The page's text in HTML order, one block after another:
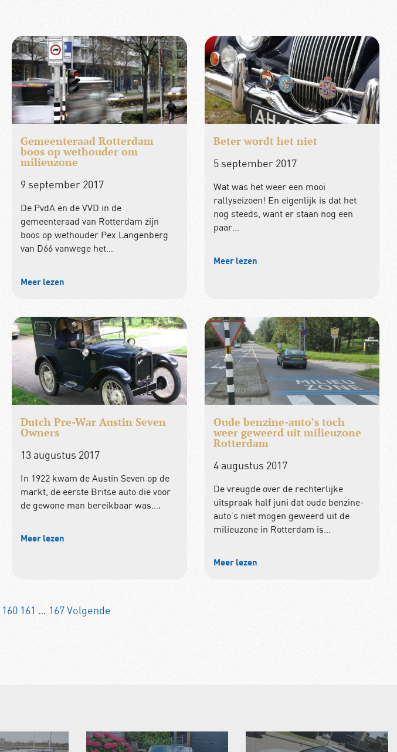
Gemeenteraad Rotterdam
boos op wethouder om
milieuzone
9 september 2017
De PvdA en de VVD in de
gemeenteraad van Rotterdam zijn
boos op wethouder Pex Langenberg
van D66 vanwege het…
Meer lezen
Beter wordt het niet
5 september 2017
Wat was het weer een mooi
rallyseizoen! En eigenlijk is dat het
nog steeds, want er staan nog een
paar…
Meer lezen
Dutch Pre-War Austin Seven
Owners
13 augustus 2017
In 1922 kwam de Austin Seven op de
markt, de eerste Britse auto die voor
de gewone man bereikbaar was….
Meer lezen
Oude benzine-auto’s toch
weer geweerd uit milieuzone
Rotterdam
4 augustus 2017
De vreugde over de rechterlijke
uitspraak half juni dat oude benzine-
auto’s niet mogen geweerd uit de
milieuzone in Rotterdam is…
Meer lezen
160 161 … 167 Volgende